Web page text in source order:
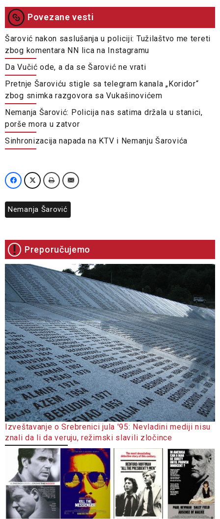
Povezane vesti
Šarović nakon saslušanja u policiji: Tužilaštvo me tereti
zbog komentara NN lica na Instagramu
Da Vučić ode, a da se Šarović ne vrati
Pretnje Šaroviću stigle sa telegram kanala „Koridor“
zbog snimka razgovora sa Vukašinovićem
Nemanja Šarović: Policija nas satima držala u stanici,
porše mora u zatvor
Sinhronizacija napada na KTV i Nemanju Šarovića
Nemanja Šarović
Preporučujemo
Izveštavanje o Srebrenici jula '95: Nevladini mediji nisu
znali da li da veruju, režimski slavili zločince